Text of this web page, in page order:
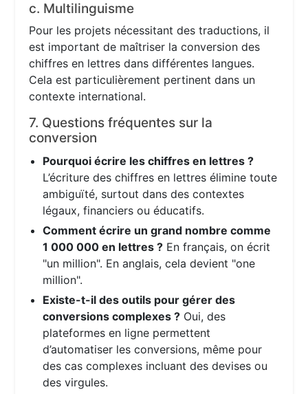
c. Multilinguisme
Pour les projets nécessitant des traductions, il
est important de maîtriser la conversion des
chiffres en lettres dans différentes langues.
Cela est particulièrement pertinent dans un
contexte international.
7. Questions fréquentes sur la
conversion
Pourquoi écrire les chiffres en lettres ?
L’écriture des chiffres en lettres élimine toute
ambiguïté, surtout dans des contextes
légaux, financiers ou éducatifs.
Comment écrire un grand nombre comme
1 000 000 en lettres ? En français, on écrit
"un million". En anglais, cela devient "one
million".
Existe-t-il des outils pour gérer des
conversions complexes ? Oui, des
plateformes en ligne permettent
d’automatiser les conversions, même pour
des cas complexes incluant des devises ou
des virgules.